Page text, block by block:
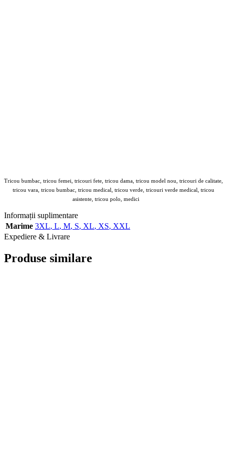
Tricou bumbac, tricou femei, tricouri fete, tricou dama, tricou model nou, tricouri de calitate,
tricou vara, tricou bumbac, tricou medical, tricou verde, tricouri verde medical, tricou
asistente, tricou polo, medici
Informații suplimentare
Marime 3XL, L, M, S, XL, XS, XXL
Expediere & Livrare
Produse similare